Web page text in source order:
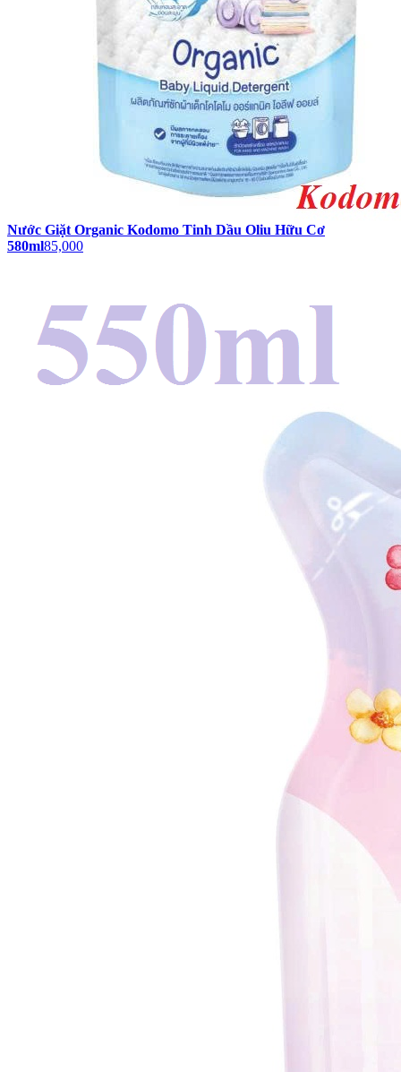
Nước Giặt Organic Kodomo Tinh Dầu Oliu Hữu Cơ
580ml85,000